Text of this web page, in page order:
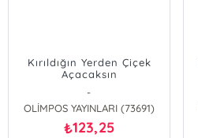
Kırıldığın Yerden Çiçek
Açacaksın
-
OLİMPOS YAYINLARI (73691)
₺123,25